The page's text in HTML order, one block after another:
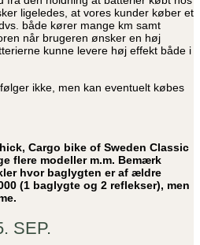
ligeledes, at vores kunder køber et
både kører mange km samt
når brugeren ønsker en høj
kunne levere høj effekt både i
ikke, men kan eventuelt købes
Cargo bike of Sweden Classic
flere modeller m.m. Bemærk
hvor baglygten er af ældre
(1 baglygte og 2 reflekser), men
SEP.